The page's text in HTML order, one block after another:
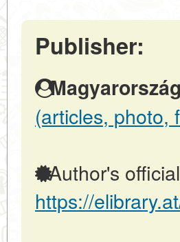
Publisher:
Magyarország
(articles, photo,
Author's
https://